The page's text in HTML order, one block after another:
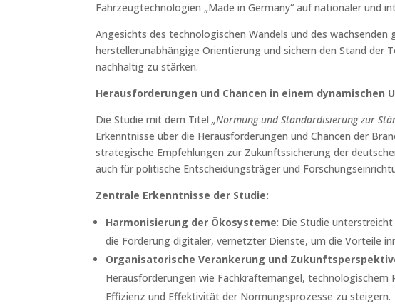
Fahrzeugtechnologien „Made in Germany“ auf nationaler und
Angesichts des technologischen Wandels und des
herstellerunabhängige Orientierung und sichern den Stand
nachhaltig zu stärken.
Herausforderungen und Chancen in einem dynamischen
Die Studie mit dem Titel„Normung und Standardisierung zur
Erkenntnisse über die Herausforderungen und Chancen der
strategische Empfehlungen zur Zukunftssicherung der
auch für politische Entscheidungsträger und
Zentrale Erkenntnisse der Studie:
Harmonisierung der Ökosysteme: Die Studie
die Förderung digitaler, vernetzter Dienste, um die Vorteile
Organisatorische Verankerung und
Herausforderungen wie Fachkräftemangel,
Effizienz und Effektivität der Normungsprozesse zu steigern.